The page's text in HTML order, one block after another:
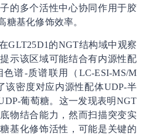
的多个活性中心协同作用于胶
糖基化修饰效率。
GLT25D1的NGT结构域中观察
示该区域可能结合有内源性配
谱-质谱联用（LC-ESI-MS/M
该密度对应内源性配体UDP-半
葡萄糖。这一发现表明NGT
物结合能力，然而扫描突变实
基化修饰活性，可能是关键的